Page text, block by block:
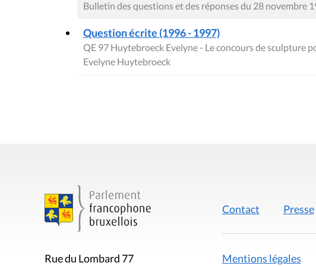
Bulletin des questions et des réponses du 28 novembre
Question écrite (1996 - 1997)
QE 97 Huytebroeck Evelyne - Le concours de sculpture
Evelyne Huytebroeck
Rue du Lombard 77
Contact Presse
Mentions légales